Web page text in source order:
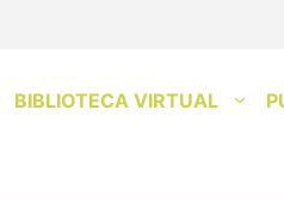
BIBLIOTECA VIRTUAL